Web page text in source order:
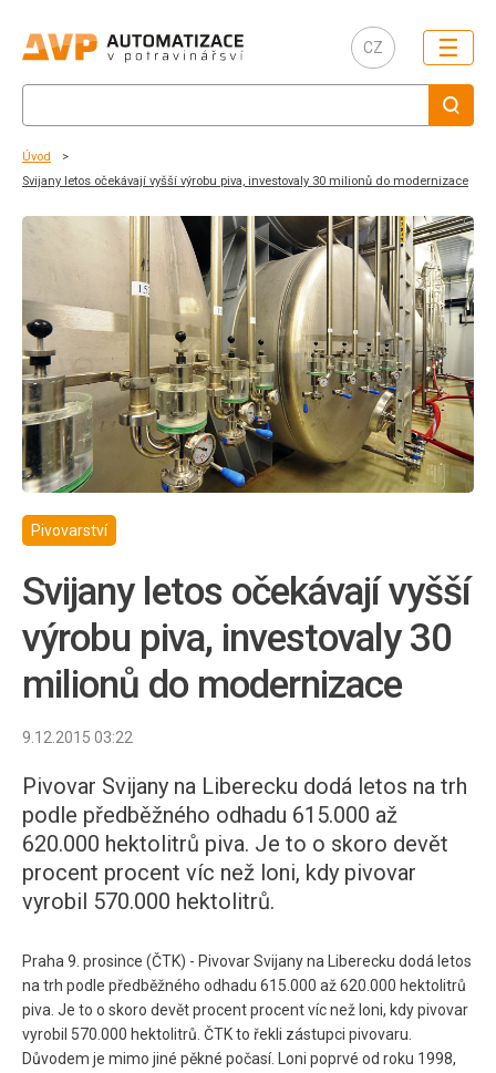
CZ ☰
Úvod
Svijany letos očekávají vyšší výrobu piva, investovaly 30 milionů do modernizace
Pivovarství
Svijany letos očekávají vyšší
výrobu piva, investovaly 30
milionů do modernizace
9.12.2015 03:22
Pivovar Svijany na Liberecku dodá letos na trh
podle předběžného odhadu 615.000 až
620.000 hektolitrů piva. Je to o skoro devět
procent procent víc než loni, kdy pivovar
vyrobil 570.000 hektolitrů.
Praha 9. prosince (ČTK) - Pivovar Svijany na Liberecku dodá letos
na trh podle předběžného odhadu 615.000 až 620.000 hektolitrů
piva. Je to o skoro devět procent procent víc než loni, kdy pivovar
vyrobil 570.000 hektolitrů. ČTK to řekli zástupci pivovaru.
Důvodem je mimo jiné pěkné počasí. Loni poprvé od roku 1998,